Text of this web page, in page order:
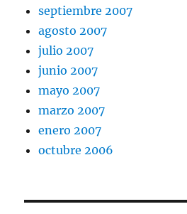
septiembre 2007
agosto 2007
julio 2007
junio 2007
mayo 2007
marzo 2007
enero 2007
octubre 2006